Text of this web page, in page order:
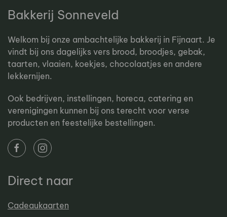
Bakkerij Sonneveld
Welkom bij onze ambachtelijke bakkerij in Fijnaart. Je
vindt bij ons dagelijks vers brood, broodjes, gebak,
taarten, vlaaien, koekjes, chocolaatjes en andere
lekkernijen.
Ook bedrijven, instellingen, horeca, catering en
verenigingen kunnen bij ons terecht voor verse
producten en feestelijke bestellingen.
Direct naar
Cadeaukaarten